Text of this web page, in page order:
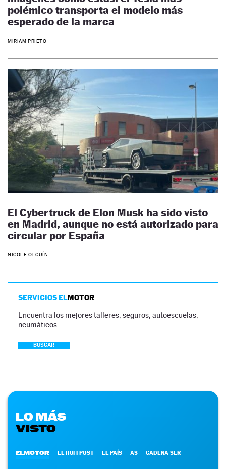
polémico transporta el modelo más
esperado de la marca
MIRIAM PRIETO
El Cybertruck de Elon Musk ha sido visto
en Madrid, aunque no está autorizado para
circular por España
NICOLE OLGUÍN
SERVICIOS ELMOTOR
Encuentra los mejores talleres, seguros, autoescuelas,
neumáticos…
BUSCAR
LO MÁS
VISTO
ELMOTOR EL HUFFPOST EL PAÍS AS CADENA SER